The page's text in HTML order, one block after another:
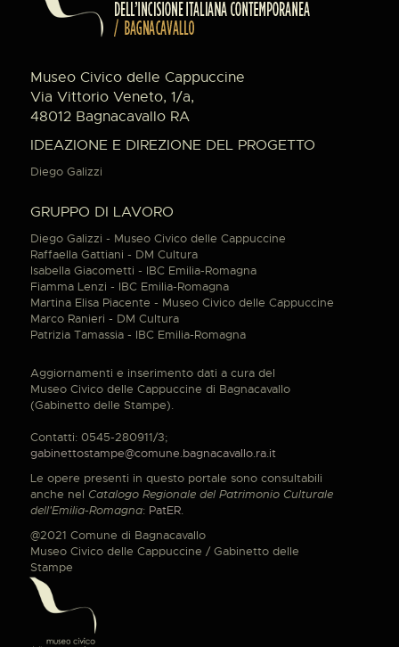
Museo Civico delle Cappuccine
Via Vittorio Veneto, 1/a,
48012 Bagnacavallo RA
IDEAZIONE E DIREZIONE DEL PROGETTO
Diego Galizzi
GRUPPO DI LAVORO
Diego Galizzi - Museo Civico delle Cappuccine
Raffaella Gattiani - DM Cultura
Isabella Giacometti - IBC Emilia-Romagna
Fiamma Lenzi - IBC Emilia-Romagna
Martina Elisa Piacente - Museo Civico delle Cappuccine
Marco Ranieri - DM Cultura
Patrizia Tamassia - IBC Emilia-Romagna
Aggiornamenti e inserimento dati a cura del
Museo Civico delle Cappuccine di Bagnacavallo
(Gabinetto delle Stampe).
Contatti: 0545-280911/3;
gabinettostampe@comune.bagnacavallo.ra.it
Le opere presenti in questo portale sono consultabili
anche nel Catalogo Regionale del Patrimonio Culturale
dell'Emilia-Romagna: PatER.
@2021 Comune di Bagnacavallo
Museo Civico delle Cappuccine / Gabinetto delle
Stampe